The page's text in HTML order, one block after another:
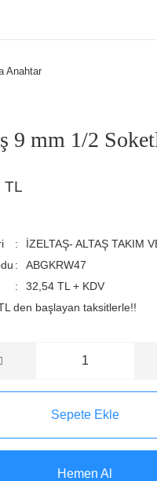
Anahtar
9 mm 1/2
TL
İZELTAŞ- ALTAŞ TAKIM
ABGKRW47
32,54 TL + KDV
den başlayan taksitlerle!!
Sepete Ekle
Hemen Al